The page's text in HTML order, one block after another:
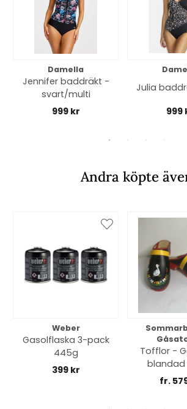
Damella
Jennifer baddräkt -
svart/multi
999 kr
Julia
999
Andra köpte
Weber
Gasolflaska 3-pack
445g
399 kr
Tofflor -
blandad
fr.